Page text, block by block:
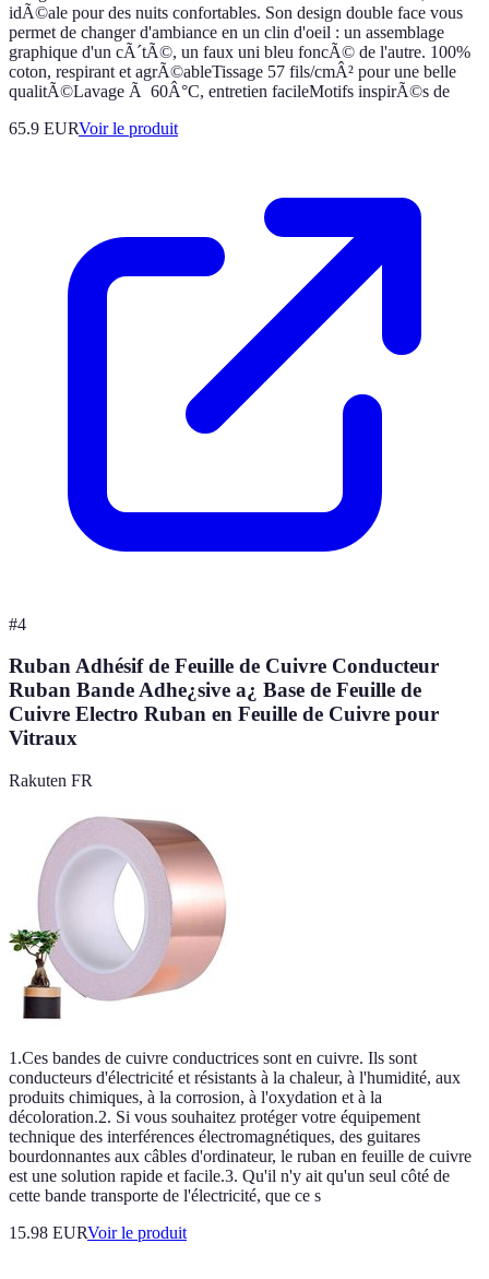
idÃ©ale pour des nuits confortables. Son design double face vous
permet de changer d'ambiance en un clin d'oeil : un assemblage
graphique d'un cÃ´tÃ©, un faux uni bleu foncÃ© de l'autre. 100%
coton, respirant et agrÃ©ableTissage 57 fils/cmÂ² pour une belle
qualitÃ©Lavage Ã 60Â°C, entretien facileMotifs inspirÃ©s de
65.9 EURVoir le produit
#4
Ruban Adhésif de Feuille de Cuivre Conducteur
Ruban Bande Adhe¿sive a¿ Base de Feuille de
Cuivre Electro Ruban en Feuille de Cuivre pour
Vitraux
Rakuten FR
1.Ces bandes de cuivre conductrices sont en cuivre. Ils sont
conducteurs d'électricité et résistants à la chaleur, à l'humidité, aux
produits chimiques, à la corrosion, à l'oxydation et à la
décoloration.2. Si vous souhaitez protéger votre équipement
technique des interférences électromagnétiques, des guitares
bourdonnantes aux câbles d'ordinateur, le ruban en feuille de cuivre
est une solution rapide et facile.3. Qu'il n'y ait qu'un seul côté de
cette bande transporte de l'électricité, que ce s
15.98 EURVoir le produit